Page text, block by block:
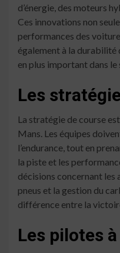
d’énergie, des moteurs
Ces innovations non
performances des
également à la durabilité
en plus important dans
Les
La stratégie de course
Mans. Les équipes
l’endurance, tout en
la piste et les
décisions concernant les
pneus et la gestion du
différence entre la
Les pilotes